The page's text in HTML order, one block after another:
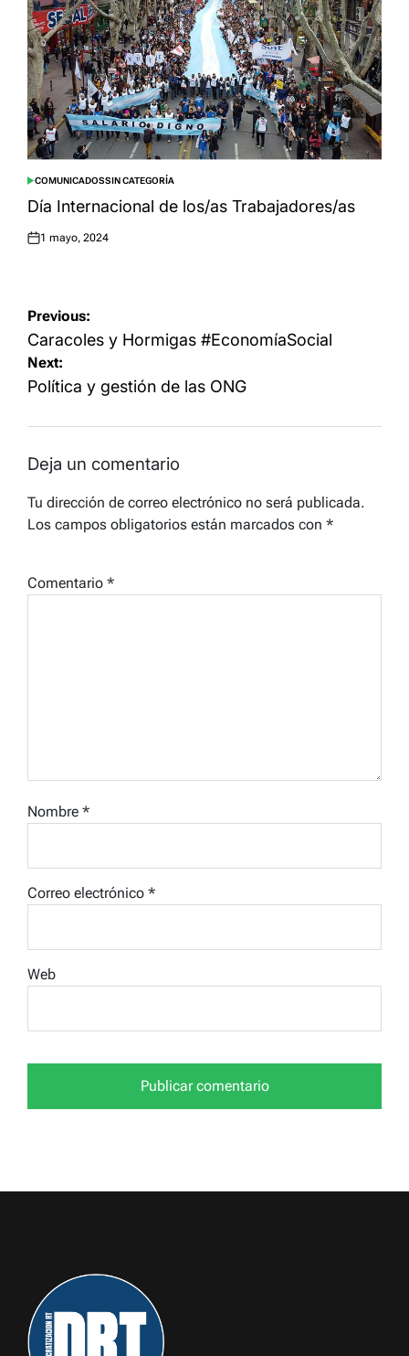
POSTED
IN
COMUNICADOSSIN CATEGORÍA
Día Internacional de los/as Trabajadores/as
Posted
1 mayo, 2024
Navegación
de
entradas
Previous:
Caracoles y Hormigas #EconomíaSocial
Next:
Política y gestión de las ONG
Deja un comentario
Tu dirección de correo electrónico no será publicada.
Los campos obligatorios están marcados con *
Comentario *
Nombre *
Correo electrónico *
Web